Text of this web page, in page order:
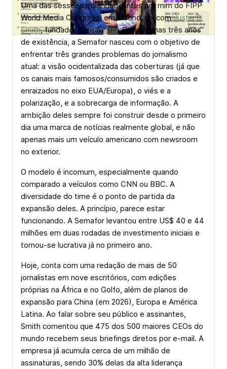
Uma das sessões mais instigantes pra mim do FIPP
World Media Congress, em Madrid, foi comJustin B.
Smith, fundador daSemafor. Com apenas três anos
de existência, a Semafor nasceu com o objetivo de
enfrentar três grandes problemas do jornalismo
atual: a visão ocidentalizada das coberturas (já que
os canais mais famosos/consumidos são criados e
enraizados no eixo EUA/Europa), o viés e a
polarização, e a sobrecarga de informação. A
ambição deles sempre foi construir desde o primeiro
dia uma marca de notícias realmente global, e não
apenas mais um veículo americano com newsroom
no exterior.
O modelo é incomum, especialmente quando
comparado a veículos como CNN ou BBC. A
diversidade do time é o ponto de partida da
expansão deles. A princípio, parece estar
funcionando. A Semafor levantou entre US$ 40 e 44
milhões em duas rodadas de investimento iniciais e
tornou-se lucrativa já no primeiro ano.
Hoje, conta com uma redação de mais de 50
jornalistas em nove escritórios, com edições
próprias na África e no Golfo, além de planos de
expansão para China (em 2026), Europa e América
Latina. Ao falar sobre seu público e assinantes,
Smith comentou que 475 dos 500 maiores CEOs do
mundo recebem seus briefings diretos por e-mail. A
empresa já acumula cerca de um milhão de
assinaturas, sendo 30% delas da alta liderança